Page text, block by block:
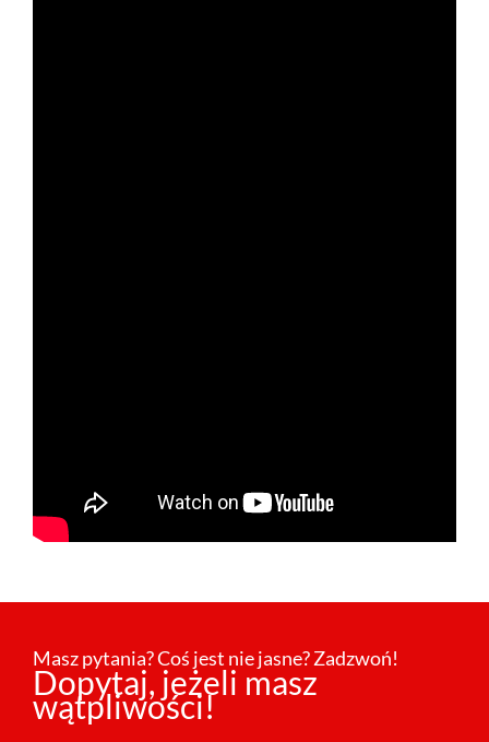
Masz pytania? Coś jest nie jasne? Zadzwoń!
Dopytaj, jeżeli masz
wątpliwości!